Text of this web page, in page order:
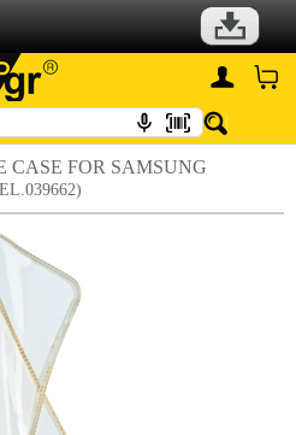
FOR SAMSUNG